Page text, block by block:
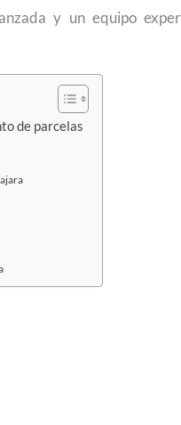
y un equipo
de parcelas